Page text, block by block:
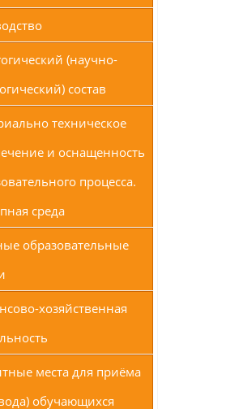
(научно-
состав
техническое
и оснащенность
процесса.
среда
образовательные
хозяйственная
места для приёма
обучающихся